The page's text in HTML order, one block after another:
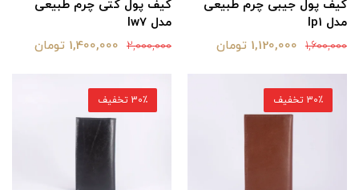
کیف پول جیبی چرم طبیعی
مدل lp1
1,600,000 1,120,000 تومان
کیف پول کتی چرم طبیعی
مدل lw7
2,000,000 1,400,000 تومان
30٪ تخفیف 30٪ تخفیف